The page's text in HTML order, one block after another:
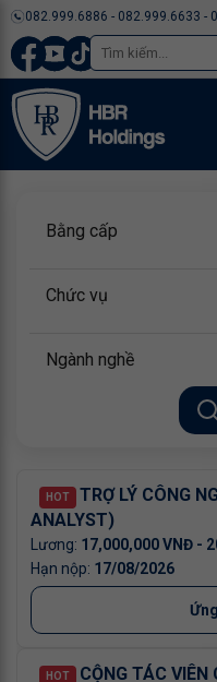
082.999.6886 - 082.999.6633 -
Bằng cấp
Chức vụ
Ngành nghề
HOT
TRỢ LÝ CÔNG
ANALYST)
17,000,000 VNĐ -
17/08/2026
HOT
CỘNG TÁC